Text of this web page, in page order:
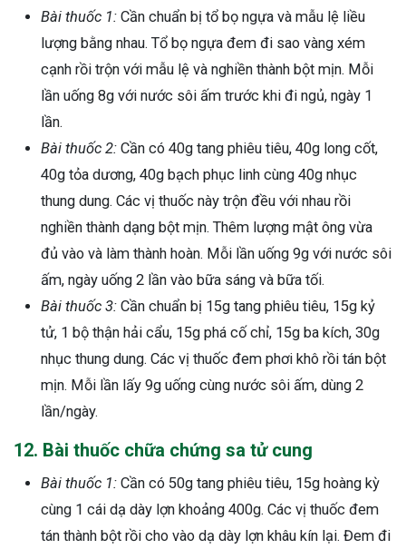
Bài thuốc 1: Cần chuẩn bị tổ bọ ngựa và mẫu lệ liều
lượng bằng nhau. Tổ bọ ngựa đem đi sao vàng xém
cạnh rồi trộn với mẫu lệ và nghiền thành bột mịn. Mỗi
lần uống 8g với nước sôi ấm trước khi đi ngủ, ngày 1
lần.
Bài thuốc 2: Cần có 40g tang phiêu tiêu, 40g long cốt,
40g tỏa dương, 40g bạch phục linh cùng 40g nhục
thung dung. Các vị thuốc này trộn đều với nhau rồi
nghiền thành dạng bột mịn. Thêm lượng mật ông vừa
đủ vào và làm thành hoàn. Mỗi lần uống 9g với nước sôi
ấm, ngày uống 2 lần vào bữa sáng và bữa tối.
Bài thuốc 3: Cần chuẩn bị 15g tang phiêu tiêu, 15g kỷ
tử, 1 bộ thận hải cẩu, 15g phá cố chỉ, 15g ba kích, 30g
nhục thung dung. Các vị thuốc đem phơi khô rồi tán bột
mịn. Mỗi lần lấy 9g uống cùng nước sôi ấm, dùng 2
lần/ngày.
12. Bài thuốc chữa chứng sa tử cung
Bài thuốc 1: Cần có 50g tang phiêu tiêu, 15g hoàng kỳ
cùng 1 cái dạ dày lợn khoảng 400g. Các vị thuốc đem
tán thành bột rồi cho vào dạ dày lợn khâu kín lại. Đem đi